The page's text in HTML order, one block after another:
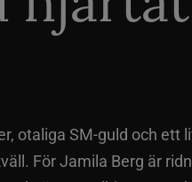
otaliga SM-guld och ett
För Jamila Berg är